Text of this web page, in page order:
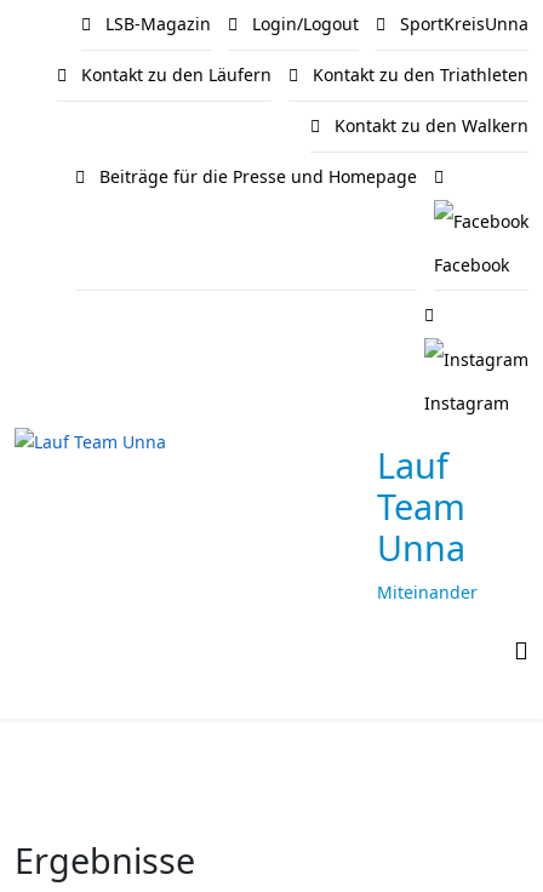
LSB-Magazin Login/Logout SportKreisUnna
Kontakt zu den Läufern Kontakt zu den Triathleten
Kontakt zu den Walkern
Beiträge für die Presse und Homepage
Facebook
Instagram
Lauf
Team
Unna
Miteinander
Ergebnisse